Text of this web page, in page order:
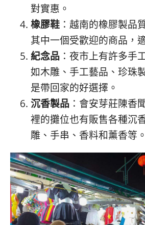
對實惠。
橡膠鞋 ：越南的橡膠製品
其中一個受歡迎的商品，
紀念品 ：夜市上有許多手
如木雕、手工藝品、珍珠
是帶回家的好選擇。
沉香製品 ：會安芽莊陳香
裡的攤位也有販售各種沉
雕、手串、香料和薰香等。